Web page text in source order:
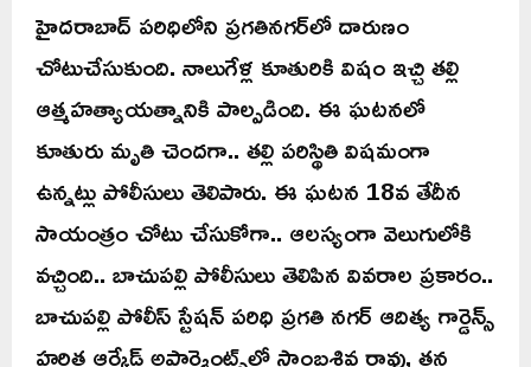
హైదరాబాద్‌ పరిధిలోని ప్రగతినగర్‌లో దారుణం
చోటుచేసుకుంది. నాలుగేళ్ల కూతురికి విషం ఇచ్చి తల్లి
ఆత్మహత్యాయత్నానికి పాల్పడింది. ఈ ఘటనలో
కూతురు మృతి చెందగా.. తల్లి పరిస్థితి విషమంగా
ఉన్నట్లు పోలీసులు తెలిపారు. ఈ ఘటన 18వ తేదీన
సాయంత్రం చోటు చేసుకోగా.. ఆలస్యంగా వెలుగులోకి
వచ్చింది.. బాచుపల్లి పోలీసులు తెలిపిన వివరాల ప్రకారం..
బాచుపల్లి పోలీస్ స్టేషన్ పరిధి ప్రగతి నగర్ ఆదిత్య గార్డెన్స్
హరిత ఆర్కేడ్ అపార్ట్మెంట్స్‌లో సాంబశివ రావు, తన